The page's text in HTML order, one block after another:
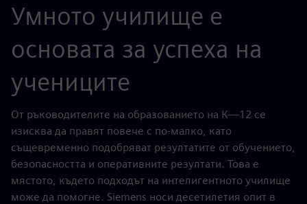
Умното училище е
основата за успеха на
учениците
От ръководителите на образованието на К—12 се
изисква да правят повече с по-малко, като
същевременно подобряват резултатите от обучението,
безопасността и оперативните резултати. Това е
мястото, където подходът на интелигентното училище
може да помогне. Siemens носи десетилетия опит в